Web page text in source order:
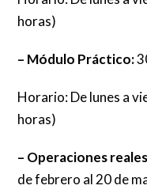
horas)
– Módulo Práctico:
Horario: De lunes a
horas)
– Operaciones
de febrero al 20 de